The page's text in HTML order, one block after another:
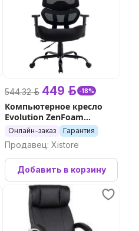
544.32 р. 449 р. -18%
Компьютерное кресло
Evolution ZenFoam
(черный)
Онлайн-заказ Гарантия
Продавец: Xistore
Добавить в корзину